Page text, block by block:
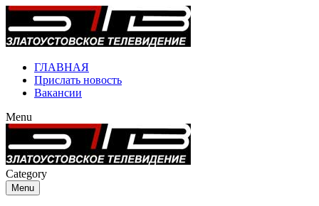
ГЛАВНАЯ
Прислать новость
Вакансии
Menu
Category
Menu